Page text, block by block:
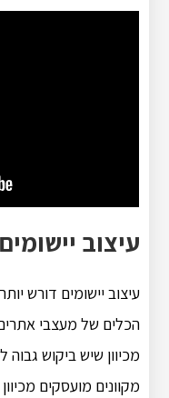
עיצוב יישומים
עיצוב יישומים דורש
הכלים של מעצבי
מכיוון שיש ביקוש
מקוונים מועסקים